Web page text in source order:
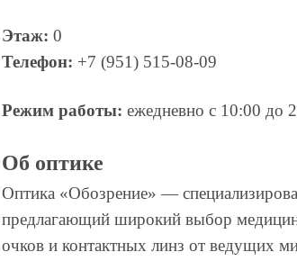
Этаж: 0
Телефон: +7 (951) 515-08-09
Режим работы: ежедневно с 10:00 до
Об оптике
Оптика «Обозрение» —
предлагающий широкий выбор
очков и контактных линз от ведущих